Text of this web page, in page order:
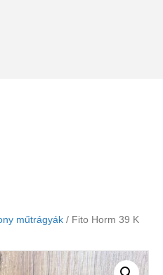
műtrágyák / Fito Horm 39 K